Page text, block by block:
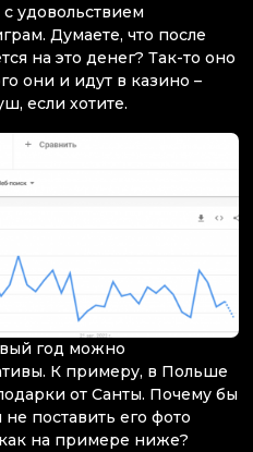
удовольствием
Думаете, что после
на это денег? Так-то оно
они и идут в казино –
если хотите.
год можно
К примеру, в Польше
от Санты. Почему бы
поставить его фото
на примере ниже?